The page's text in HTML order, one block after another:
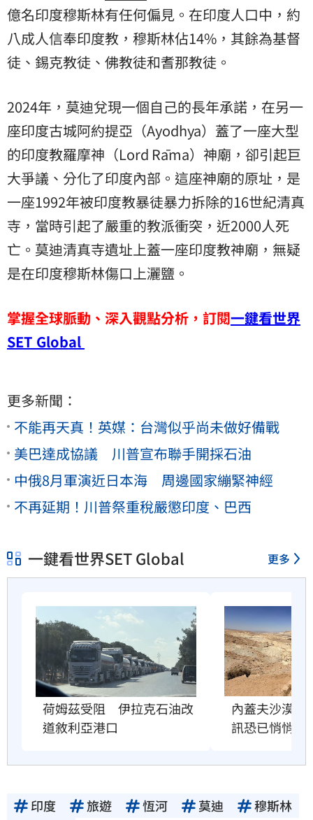
億名印度穆斯林有任何偏見。在印度人口中，約
八成人信奉印度教，穆斯林佔14%，其餘為基督
徒、錫克教徒、佛教徒和耆那教徒。
2024年，莫迪兌現一個自己的長年承諾，在另一
座印度古城阿約提亞（Ayodhya）蓋了一座大型
的印度教羅摩神（Lord Rāma）神廟，卻引起巨
大爭議、分化了印度內部。這座神廟的原址，是
一座1992年被印度教暴徒暴力拆除的16世紀清真
寺，當時引起了嚴重的教派衝突，近2000人死
亡。莫迪清真寺遺址上蓋一座印度教神廟，無疑
是在印度穆斯林傷口上灑鹽。
掌握全球脈動、深入觀點分析，訂閱一鍵看世界
SET Global
更多新聞：
不能再天真！英媒：台灣似乎尚未做好備戰
美巴達成協議 川普宣布聯手開採石油
中俄8月軍演近日本海 周邊國家繃緊神經
不再延期！川普祭重稅嚴懲印度、巴西
一鍵看世界SET Global 更多
荷姆茲受阻　伊拉克石油改
道敘利亞港口
內蓋夫沙漠奇
訊恐已悄悄逼
印度 旅遊 恆河 莫迪
穆斯林